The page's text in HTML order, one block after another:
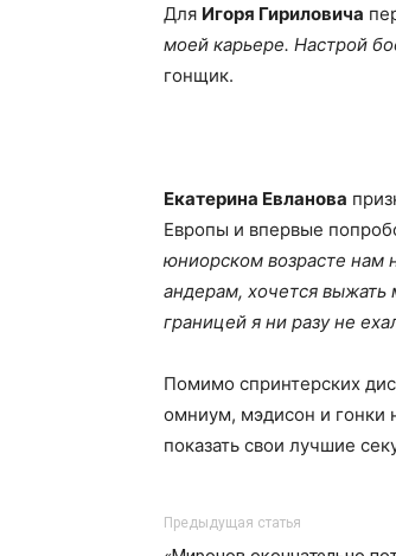
Для Игоря Гириловича
моей карьере. Настрой
гонщик.
Екатерина Евланова
Европы и впервые
юниорском возрасте нам
андерам, хочется выжать
границей я ни разу не
Помимо спринтерских
омниум, мэдисон и гонки
показать свои лучшие
Предыдущая статья